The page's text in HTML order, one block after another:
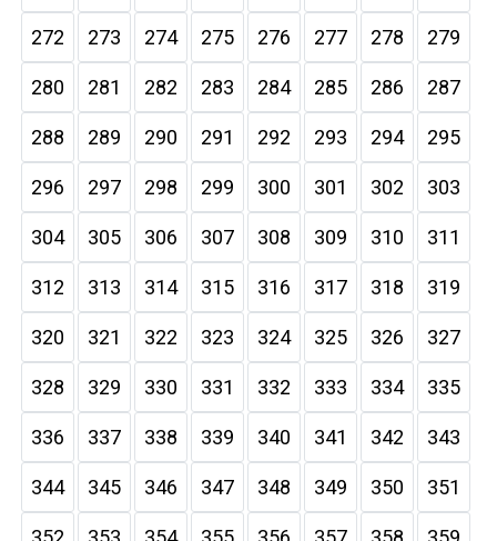
272 273 274 275 276 277 278 279
280 281 282 283 284 285 286 287
288 289 290 291 292 293 294 295
296 297 298 299 300 301 302 303
304 305 306 307 308 309 310 311
312 313 314 315 316 317 318 319
320 321 322 323 324 325 326 327
328 329 330 331 332 333 334 335
336 337 338 339 340 341 342 343
344 345 346 347 348 349 350 351